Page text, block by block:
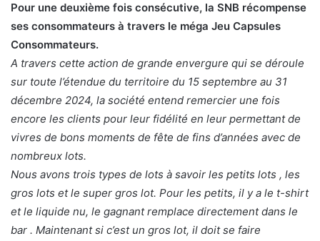
Pour une deuxième fois consécutive, la SNB récompense
ses consommateurs à travers le méga Jeu Capsules
Consommateurs.
A travers cette action de grande envergure qui se déroule
sur toute l’étendue du territoire du 15 septembre au 31
décembre 2024, la société entend remercier une fois
encore les clients pour leur fidélité en leur permettant de
vivres de bons moments de fête de fins d’années avec de
nombreux lots.
Nous avons trois types de lots à savoir les petits lots , les
gros lots et le super gros lot. Pour les petits, il y a le t-shirt
et le liquide nu, le gagnant remplace directement dans le
bar . Maintenant si c’est un gros lot, il doit se faire